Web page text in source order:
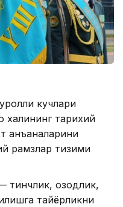
кучлари
халқининг тарихий
анъаналарини
рамзлар тизими
тинчлик, озодлик,
тайёрликни